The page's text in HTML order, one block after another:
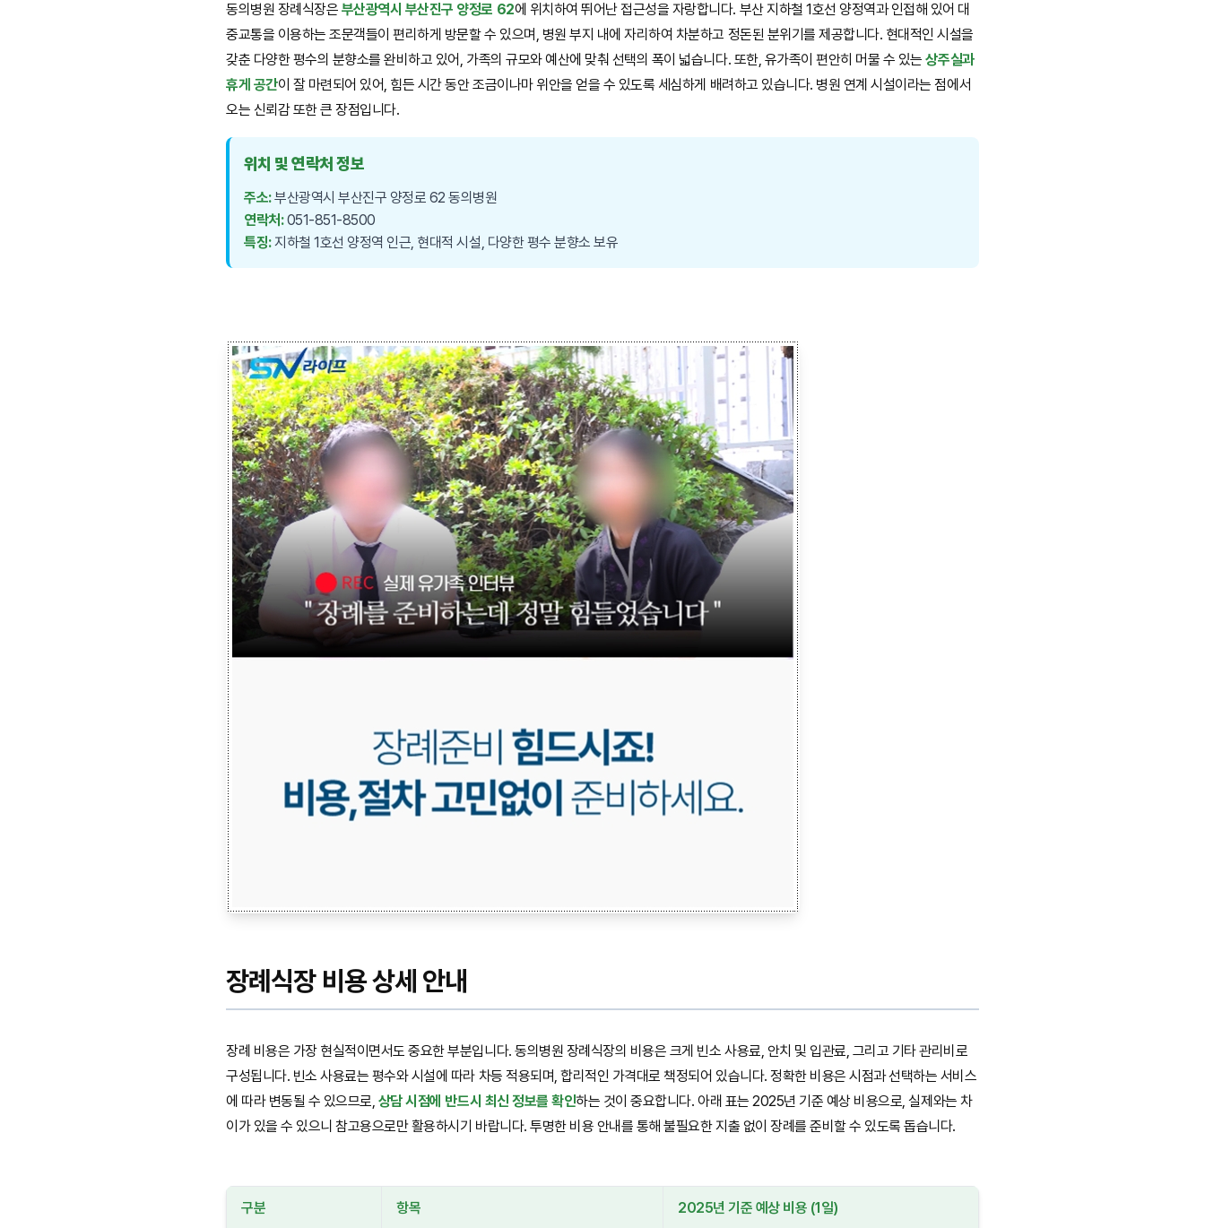
동의병원 장례식장은 부산광역시 부산진구 양정로 62에 위치하여 뛰어난 접근성을 자랑합니다. 부산 지하철 1호선 양정역과 인접해 있어 대
중교통을 이용하는 조문객들이 편리하게 방문할 수 있으며, 병원 부지 내에 자리하여 차분하고 정돈된 분위기를 제공합니다. 현대적인 시설을
갖춘 다양한 평수의 분향소를 완비하고 있어, 가족의 규모와 예산에 맞춰 선택의 폭이 넓습니다. 또한, 유가족이 편안히 머물 수 있는상주실과
휴게 공간이 잘 마련되어 있어, 힘든 시간 동안 조금이나마 위안을 얻을 수 있도록 세심하게 배려하고 있습니다. 병원 연계 시설이라는 점에서
오는 신뢰감 또한 큰 장점입니다.
위치 및 연락처 정보
주소:부산광역시 부산진구 양정로 62 동의병원
연락처:051-851-8500
특징:지하철 1호선 양정역 인근, 현대적 시설, 다양한 평수 분향소 보유
장례식장 비용 상세 안내
장례 비용은 가장 현실적이면서도 중요한 부분입니다. 동의병원 장례식장의 비용은 크게 빈소 사용료, 안치 및 입관료, 그리고 기타 관리비로
구성됩니다. 빈소 사용료는 평수와 시설에 따라 차등 적용되며, 합리적인 가격대로 책정되어 있습니다. 정확한 비용은 시점과 선택하는 서비스
에 따라 변동될 수 있으므로, 상담 시점에 반드시 최신 정보를 확인하는 것이 중요합니다. 아래 표는 2025년 기준 예상 비용으로, 실제와는 차
이가 있을 수 있으니 참고용으로만 활용하시기 바랍니다. 투명한 비용 안내를 통해 불필요한 지출 없이 장례를 준비할 수 있도록 돕습니다.
구분 항목 2025년 기준 예상 비용 (1일)